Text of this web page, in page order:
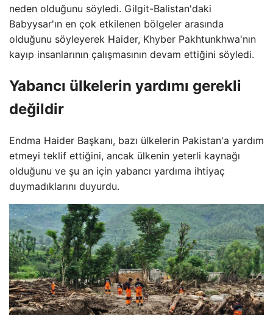
neden olduğunu söyledi. Gilgit-Balistan'daki
Babyysar'ın en çok etkilenen bölgeler arasında
olduğunu söyleyerek Haider, Khyber Pakhtunkhwa'nın
kayıp insanlarının çalışmasının devam ettiğini söyledi.
Yabancı ülkelerin yardımı gerekli
değildir
Endma Haider Başkanı, bazı ülkelerin Pakistan'a yardım
etmeyi teklif ettiğini, ancak ülkenin yeterli kaynağı
olduğunu ve şu an için yabancı yardıma ihtiyaç
duymadıklarını duyurdu.